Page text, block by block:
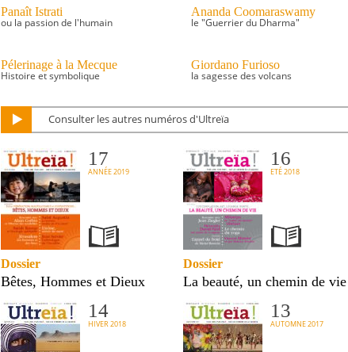
Panaît Istrati
ou la passion de l'humain
Ananda Coomaraswamy
le "Guerrier du Dharma"
Pélerinage à la Mecque
Histoire et symbolique
Giordano Furioso
la sagesse des volcans
Consulter les autres numéros d'Ultreïa
17
ANNÉE 2019
Dossier
Bêtes, Hommes et Dieux
16
ETÉ 2018
Dossier
La beauté, un chemin de vie
14
HIVER 2018
13
AUTOMNE 2017